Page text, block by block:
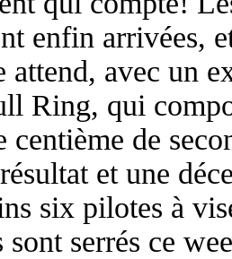
enfin arrivées,
attend, avec un
Ring, qui
centième de
et une
six pilotes à
sont serrés ce